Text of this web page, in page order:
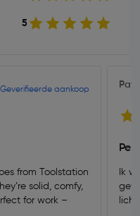
5
Geverifieerde aankoop
from Toolstation
solid, comfy,
for work –
Ik